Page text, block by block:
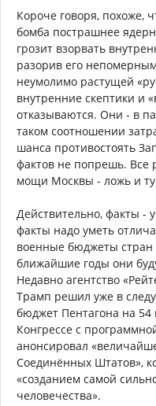
Короче говоря, похоже,
бомба пострашнее
грозит взорвать
разорив его
неумолимо растущей
внутренние скептики и
отказываются. Они - в
таком соотношении
шанса противостоять
фактов не попрешь. Все
мощи Москвы - ложь и
Действительно, факты
факты надо уметь
военные бюджеты стран
ближайшие годы они
Недавно агентство
Трамп решил уже в
бюджет Пентагона на
Конгрессе с
анонсировал
Соединённых Штатов»,
«созданием самой
человечества».